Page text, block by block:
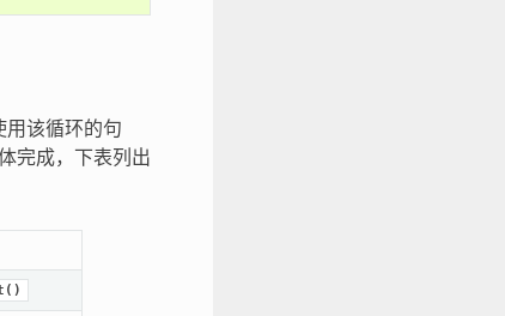
用该循环的句
完成，下表列出